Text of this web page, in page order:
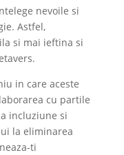
nevoile si
Astfel,
si mai ieftina si
in care aceste
cu partile
incluziune si
la eliminarea
ti